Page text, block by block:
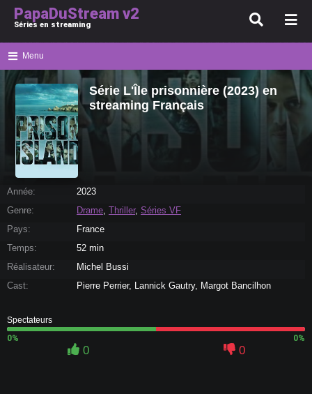
PapaDuStream v2
Séries en streaming
Menu
Série L'Île prisonnière (2023) en
streaming Français
Année:
2023
Genre:
Drame, Thriller, Séries VF
Pays:
France
Temps:
52 min
Réalisateur:
Michel Bussi
Cast:
Pierre Perrier, Lannick Gautry, Margot Bancilhon
Spectateurs
0%
0%
0 0